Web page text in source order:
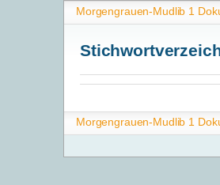
Morgengrauen-Mudlib 1
Morgengrauen-Mudlib 1